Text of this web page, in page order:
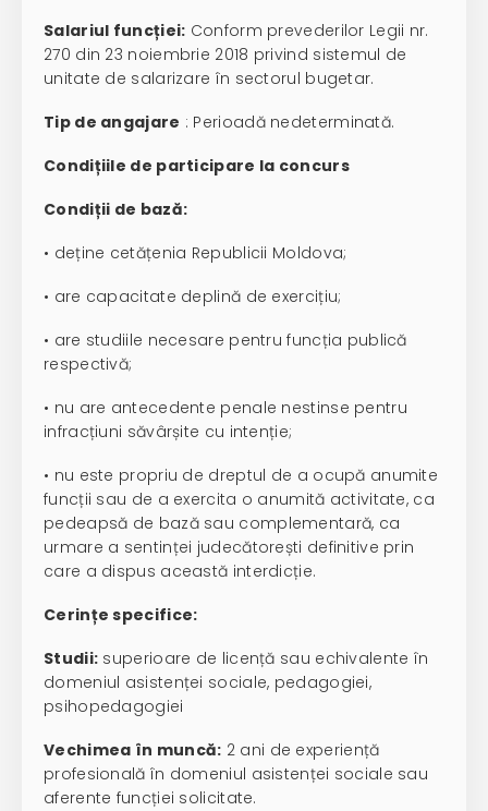
Salariul funcției: Conform prevederilor Legii nr.
270 din 23 noiembrie 2018 privind sistemul de
unitate de salarizare în sectorul bugetar.
Tip de angajare : Perioadă nedeterminată.
Condițiile de participare la concurs
Condiții de bază:
• deține cetățenia Republicii Moldova;
• are capacitate deplină de exercițiu;
• are studiile necesare pentru funcția publică
respectivă;
• nu are antecedente penale nestinse pentru
infracțiuni săvârșite cu intenție;
• nu este propriu de dreptul de a ocupă anumite
funcții sau de a exercita o anumită activitate, ca
pedeapsă de bază sau complementară, ca
urmare a sentinței judecătorești definitive prin
care a dispus această interdicție.
Cerințe specifice:
Studii: superioare de licență sau echivalente în
domeniul asistenței sociale, pedagogiei,
psihopedagogiei
Vechimea în muncă: 2 ani de experiență
profesională în domeniul asistenței sociale sau
aferente funcției solicitate.